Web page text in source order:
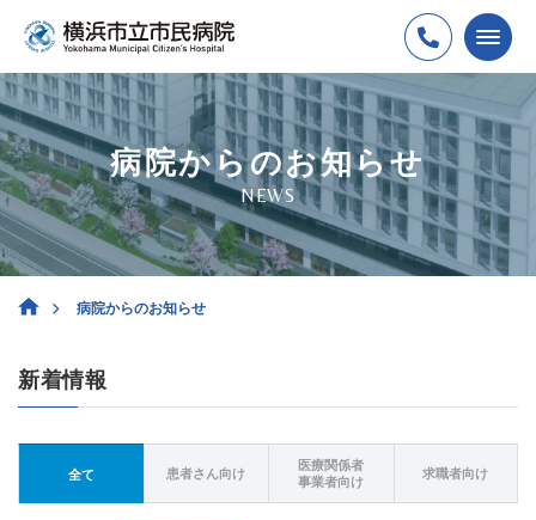
病院からのお知らせ
NEWS
病院からのお知らせ
新着情報
全て 患者さん向け
医療関係者
事業者向け
求職者向け